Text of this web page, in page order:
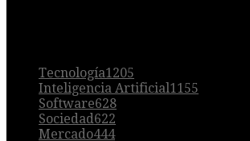
Tecnología1205
Inteligencia Artificial1155
Software628
Sociedad622
Mercado444